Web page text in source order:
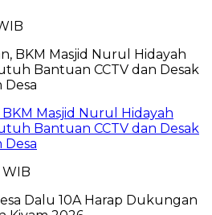
Masjid Nurul Hidayah
Bantuan CCTV dan Desak